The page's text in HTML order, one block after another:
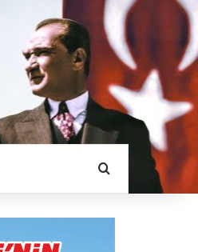
Arama Yapın